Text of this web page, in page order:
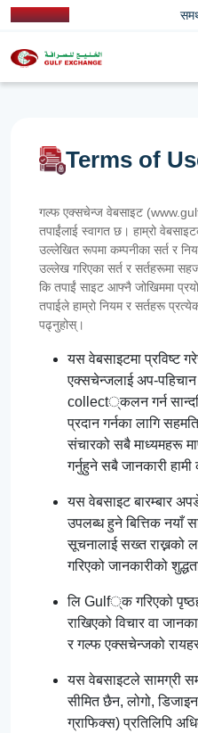
Terms of
गल्फ एक्सचेन्ज वेबसाइट
तपाईंलाई स्वागत छ। हाम्रो
उल्लेखित रूपमा कम्पनीका सर्त र
उल्लेख गरिएका सर्त र सर्तहरूमा
कि तपाईं साइट आफ्नै जोखिममा
तपाईले हाम्रो नियम र सर्तहरू
पढ्नुहोस्।
यस वेबसाइटमा प्रविष्ट
एक्सचेन्जलाई अप-पहिचान
collect्कलन गर्न
प्रदान गर्नका लागि
संचारको सबै माध्यमहरू
गर्नुहुने सबै जानकारी हामी
यस वेबसाइट बारम्बार
उपलब्ध हुने बित्तिक नयाँ
सूचनालाई सख्त राख्नको
गरिएको जानकारीको
लि Gulf्क गरिएको
राखिएको विचार वा
र गल्फ एक्सचेन्जको रायहरू
यस वेबसाइटले सामग्री
सीमित छैन, लोगो,
ग्राफिक्स) प्रतिलिपि